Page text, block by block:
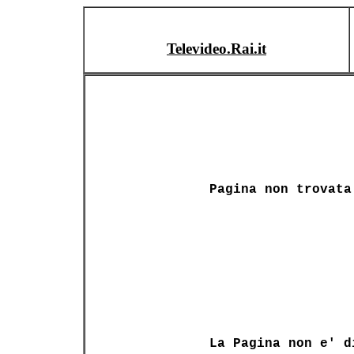
Televideo.Rai.it
Pagina non trovata
La Pagina non e'